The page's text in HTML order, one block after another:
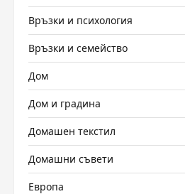
Връзки и психология
Връзки и семейство
Дом
Дом и градина
Домашен текстил
Домашни съвети
Европа